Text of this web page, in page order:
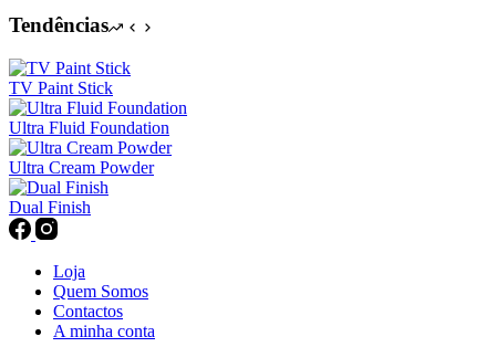
on
product
has
variants.
The
options
may
be
chosen
on
Tendências
TV Paint Stick
Ultra Fluid Foundation
Ultra Cream Powder
Dual Finish
Loja
Quem Somos
Contactos
A minha conta